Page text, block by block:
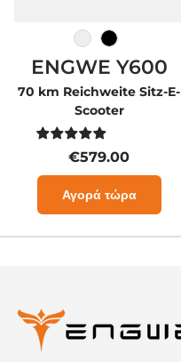
ENGWE Y600
70 km Reichweite Sitz-E-
Scooter
€579.00
Αγορά τώρα